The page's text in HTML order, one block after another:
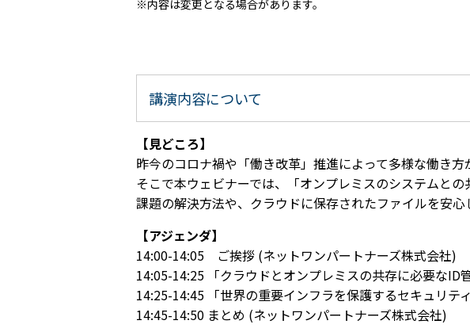
内容は変更となる場合があります。
講演内容について
【見どころ】
昨今のコロナ禍や「働き改革」推進によって多様な働き
そこで本ウェビナーでは、「オンプレミスのシステムと
課題の解決方法や、クラウドに保存されたファイルを安
【アジェンダ】
14:00-14:05 ご挨拶 (ネットワンパートナーズ株式会社)
14:05-14:25 「クラウドとオンプレミスの共存に必要な
14:25-14:45 「世界の重要インフラを保護するセキュリテ
14:45-14:50 まとめ (ネットワンパートナーズ株式会社)